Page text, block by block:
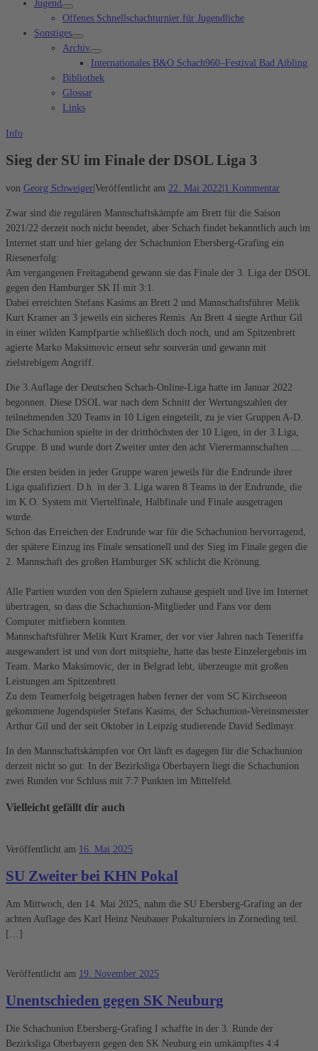
Jugend
Offenes Schnellschachturnier für Jugendliche
Sonstiges
Archiv
Internationales B&O Schach960–Festival Bad Aibling
Bibliothek
Glossar
Links
Info
Sieg der SU im Finale der DSOL Liga 3
von Georg Schweiger|Veröffentlicht am 22. Mai 2022|1 Kommentar
Zwar sind die regulären Mannschaftskämpfe am Brett für die Saison
2021/22 derzeit noch nicht beendet, aber Schach findet bekanntlich auch im
Internet statt und hier gelang der Schachunion Ebersberg-Grafing ein
Riesenerfolg:
Am vergangenen Freitagabend gewann sie das Finale der 3. Liga der DSOL
gegen den Hamburger SK II mit 3:1.
Dabei erreichten Stefans Kasims an Brett 2 und Mannschaftsführer Melik
Kurt Kramer an 3 jeweils ein sicheres Remis. An Brett 4 siegte Arthur Gil
in einer wilden Kampfpartie schließlich doch noch, und am Spitzenbrett
agierte Marko Maksimovic erneut sehr souverän und gewann mit
zielstrebigem Angriff.
Die 3.Auflage der Deutschen Schach-Online-Liga hatte im Januar 2022
begonnen. Diese DSOL war nach dem Schnitt der Wertungszahlen der
teilnehmenden 320 Teams in 10 Ligen eingeteilt, zu je vier Gruppen A-D.
Die Schachunion spielte in der dritthöchsten der 10 Ligen, in der 3.Liga,
Gruppe. B und wurde dort Zweiter unter den acht Vierermannschaften …
Die ersten beiden in jeder Gruppe waren jeweils für die Endrunde ihrer
Liga qualifiziert. D.h. in der 3. Liga waren 8 Teams in der Endrunde, die
im K.O. System mit Viertelfinale, Halbfinale und Finale ausgetragen
wurde.
Schon das Erreichen der Endrunde war für die Schachunion hervorragend,
der spätere Einzug ins Finale sensationell und der Sieg im Finale gegen die
2. Mannschaft des großen Hamburger SK schlicht die Krönung.
Alle Partien wurden von den Spielern zuhause gespielt und live im Internet
übertragen, so dass die Schachunion-Mitglieder und Fans vor dem
Computer mitfiebern konnten.
Mannschaftsführer Melik Kurt Kramer, der vor vier Jahren nach Teneriffa
ausgewandert ist und von dort mitspielte, hatte das beste Einzelergebnis im
Team. Marko Maksimovic, der in Belgrad lebt, überzeugte mit großen
Leistungen am Spitzenbrett.
Zu dem Teamerfolg beigetragen haben ferner der vom SC Kirchseeon
gekommene Jugendspieler Stefans Kasims, der Schachunion-Vereinsmeister
Arthur Gil und der seit Oktober in Leipzig studierende David Sedlmayr.
In den Mannschaftskämpfen vor Ort läuft es dagegen für die Schachunion
derzeit nicht so gut: In der Bezirksliga Oberbayern liegt die Schachunion
zwei Runden vor Schluss mit 7:7 Punkten im Mittelfeld.
Vielleicht gefällt dir auch
Veröffentlicht am 16. Mai 2025
SU Zweiter bei KHN Pokal
Am Mittwoch, den 14. Mai 2025, nahm die SU Ebersberg-Grafing an der
achten Auflage des Karl Heinz Neubauer Pokalturniers in Zorneding teil.
[…]
Veröffentlicht am 19. November 2025
Unentschieden gegen SK Neuburg
Die Schachunion Ebersberg-Grafing I schaffte in der 3. Runde der
Bezirksliga Oberbayern gegen den SK Neuburg ein umkämpftes 4:4